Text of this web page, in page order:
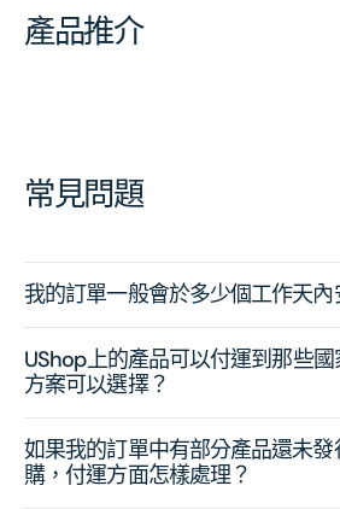
產品推介
常見問題
我的訂單一般會於多少個工作天內
UShop上的產品可以付運到那些
方案可以選擇？
如果我的訂單中有部分產品還未
購，付運方面怎樣處理？